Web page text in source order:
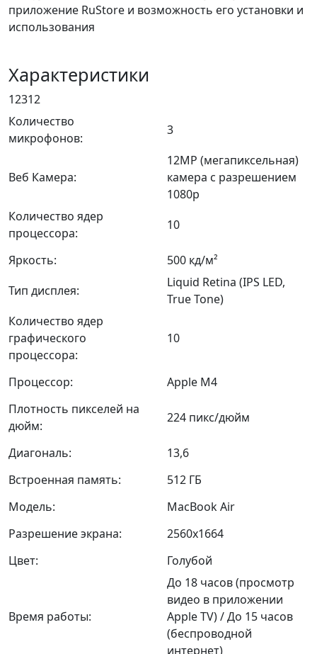
приложение RuStore и возможность его установки и
использования
Характеристики
12312
Количество
микрофонов:
3
Веб Камера:
12MP (мегапиксельная)
камера с разрешением
1080p
Количество ядер
процессора:
10
Яркость:
500 кд/м²
Тип дисплея:
Liquid Retina (IPS LED,
True Tone)
Количество ядер
графического
процессора:
10
Процессор:
Apple M4
Плотность пикселей на
дюйм:
224 пикс/дюйм
Диагональ:
13,6
Встроенная память:
512 ГБ
Модель:
MacBook Air
Разрешение экрана:
2560x1664
Цвет:
Голубой
Время работы:
До 18 часов (просмотр
видео в приложении
Apple TV) / До 15 часов
(беспроводной
интернет)